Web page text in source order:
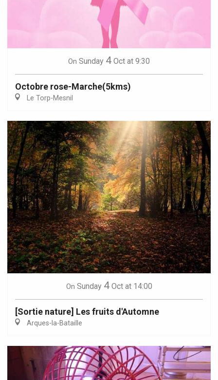
On Sunday 4 Oct at 9:30
Octobre rose-Marche(5kms)
Le Torp-Mesnil
On Sunday 4 Oct at 14:00
[Sortie nature] Les fruits d'Automne
Arques-la-Bataille